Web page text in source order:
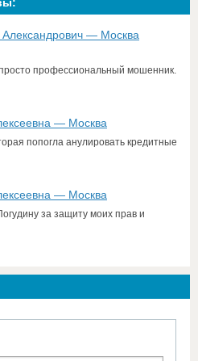
— Москва
профессиональный мошенник.
— Москва
попогла анулировать кредитные
— Москва
за защиту моих прав и